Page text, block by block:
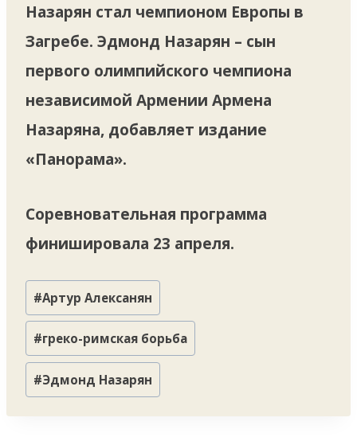
Назарян стал чемпионом Европы в
Загребе. Эдмонд Назарян – сын
первого олимпийского чемпиона
независимой Армении Армена
Назаряна, добавляет издание
«Панорама».
Соревновательная программа
финишировала 23 апреля.
Метки
записи:
#Артур Алексанян
#греко-римская борьба
#Эдмонд Назарян